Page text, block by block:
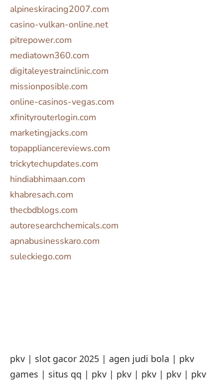
alpineskiracing2007.com
casino-vulkan-online.net
pitrepower.com
mediatown360.com
digitaleyestrainclinic.com
missionposible.com
online-casinos-vegas.com
xfinityrouterlogin.com
marketingjacks.com
topappliancereviews.com
trickytechupdates.com
hindiabhimaan.com
khabresach.com
thecbdblogs.com
autoresearchchemicals.com
apnabusinesskaro.com
suleckiego.com
pkv | slot gacor 2025 | agen judi bola | pkv
games | situs qq | pkv | pkv | pkv | pkv | pkv